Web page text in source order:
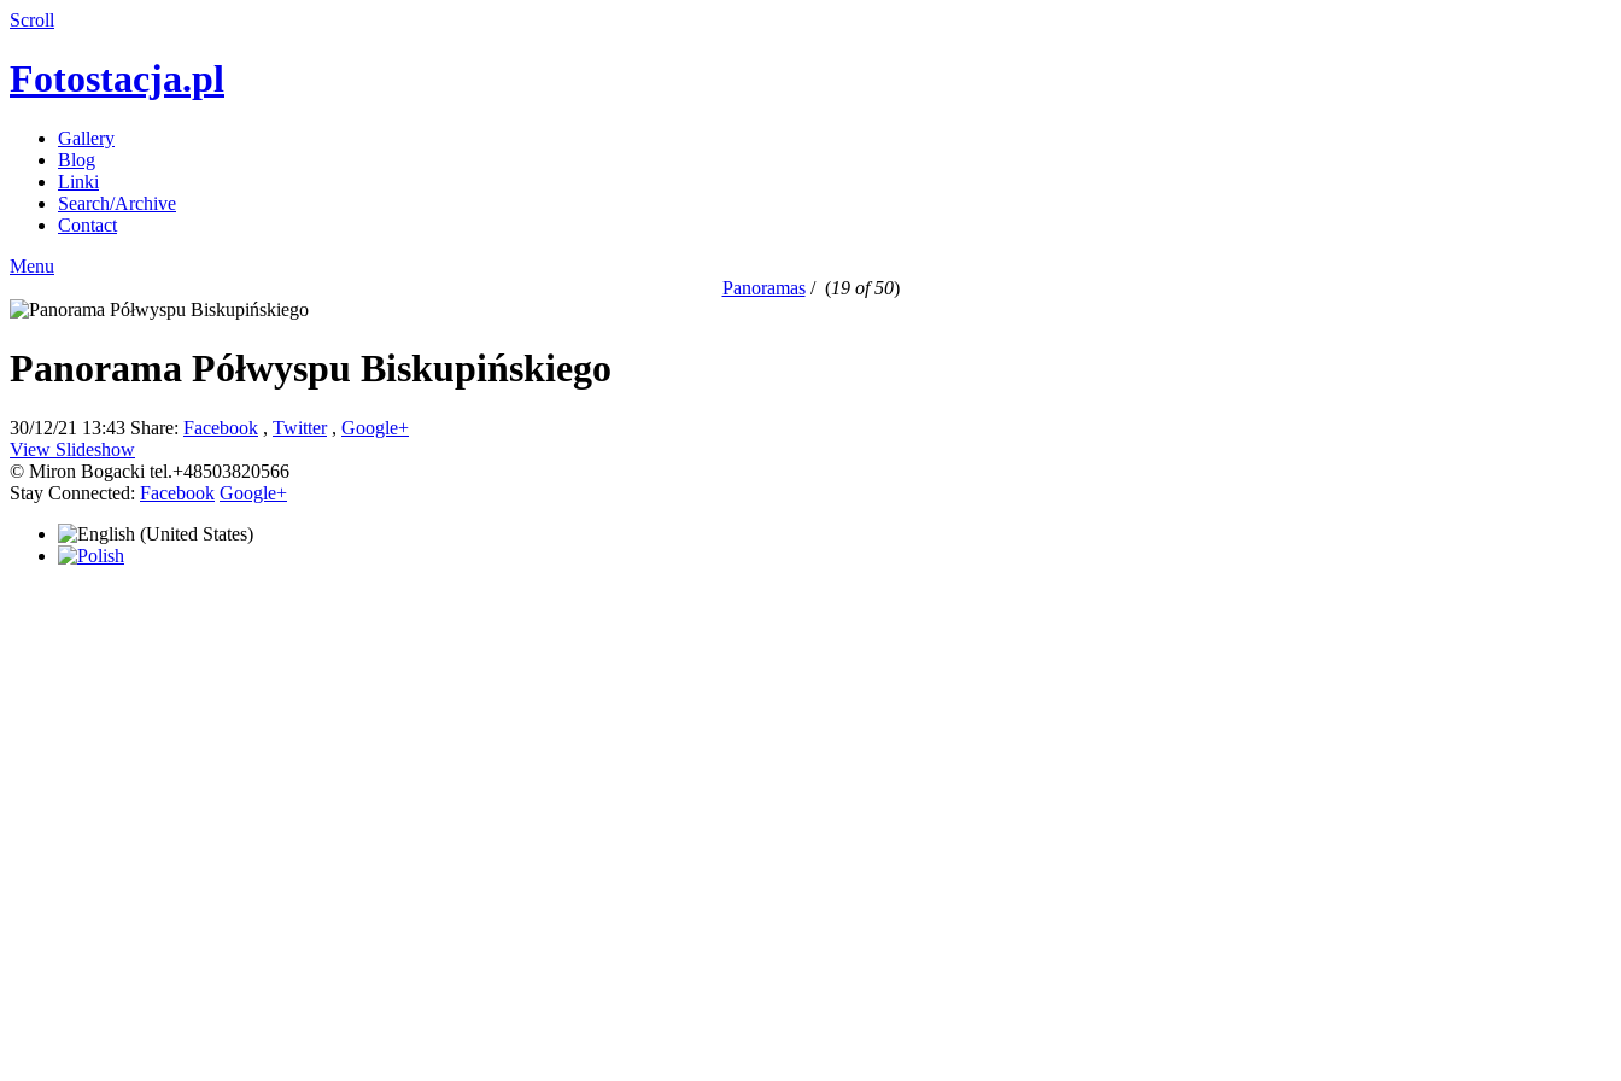
Scroll
Fotostacja.pl
Gallery
Blog
Linki
Search/Archive
Contact
Menu
Panoramas/ (19 of 50)
Panorama Półwyspu Biskupińskiego
30/12/21 13:43 Share: Facebook , Twitter, Google+
View Slideshow
© Miron Bogacki tel.+48503820566
Stay Connected: Facebook Google+